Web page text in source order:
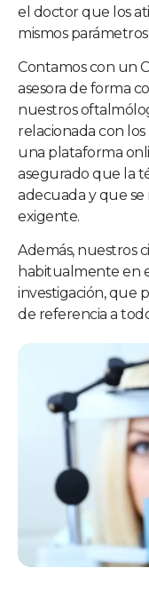
el doctor que los
mismos
Contamos con un
asesora de forma
nuestros
relacionada con
una plataforma
asegurado que la
adecuada y que se
exigente.
Además, nuestros
habitualmente en
investigación, que
de referencia a